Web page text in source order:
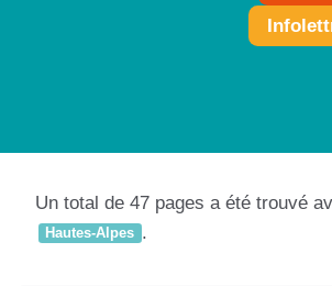
Un total de 47 pages a été trouvé
Hautes-Alpes .